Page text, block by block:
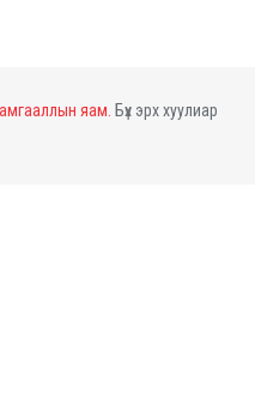
яам. Бүх эрх хуулиар